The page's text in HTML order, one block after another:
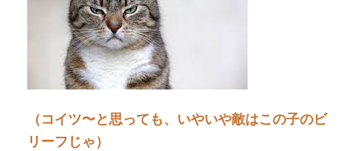
（コイツ〜と思っても、いやいや敵はこの子のビ
リーフじゃ）